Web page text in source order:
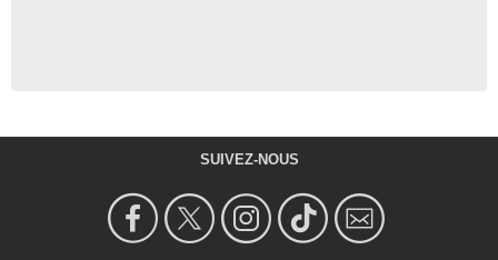
SUIVEZ-NOUS